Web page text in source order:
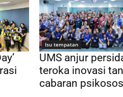
Isu tempatan
UMS anjur
teroka inovasi
cabaran